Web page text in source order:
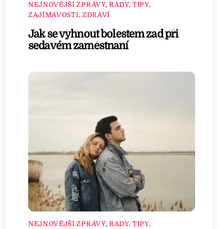
NEJNOVĚJŠÍ ZPRÁVY, RADY, TIPY,
ZAJÍMAVOSTI, ZDRAVÍ
Jak se vyhnout bolestem zad při
sedavém zaměstnaní
NEJNOVĚJŠÍ ZPRÁVY, RADY, TIPY,